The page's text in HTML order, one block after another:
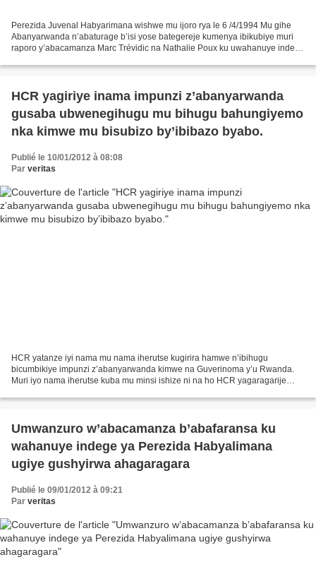
Perezida Juvenal Habyarimana wishwe mu ijoro rya le 6 /4/1994 Mu gihe
Abanyarwanda n’abaturage b’isi yose bategereje kumenya ibikubiye muri
raporo y’abacamanza Marc Trévidic na Nathalie Poux ku uwahanuye indege
HCR yagiriye inama impunzi z’abanyarwanda
gusaba ubwenegihugu mu bihugu bahungiyemo
nka kimwe mu bisubizo by’ibibazo byabo.
Publié le 10/01/2012 à 08:08
Par veritas
HCR yatanze iyi nama mu nama iherutse kugirira hamwe n’ibihugu
bicumbikiye impunzi z’abanyarwanda kimwe na Guverinoma y’u Rwanda.
Muri iyo nama iherutse kuba mu minsi ishize ni na ho HCR yagaragarije
Umwanzuro w’abacamanza b’abafaransa ku
wahanuye indege ya Perezida Habyalimana
ugiye gushyirwa ahagaragara
Publié le 09/01/2012 à 09:21
Par veritas